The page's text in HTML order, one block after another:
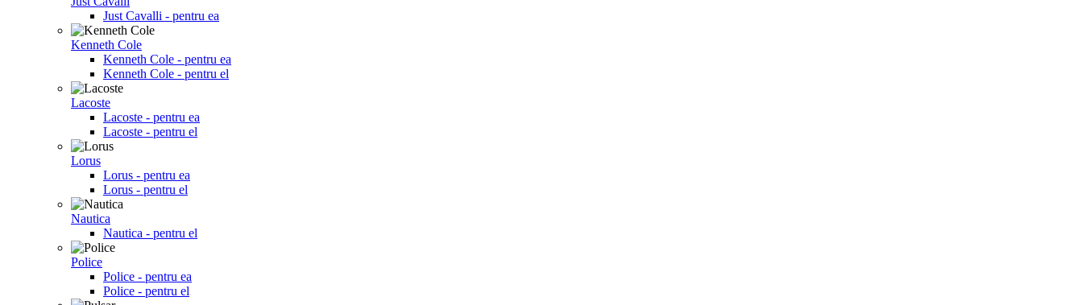
Just Cavalli - pentru ea
Kenneth Cole
Kenneth Cole - pentru ea
Kenneth Cole - pentru el
Lacoste
Lacoste - pentru ea
Lacoste - pentru el
Lorus
Lorus - pentru ea
Lorus - pentru el
Nautica
Nautica - pentru el
Police
Police - pentru ea
Police - pentru el